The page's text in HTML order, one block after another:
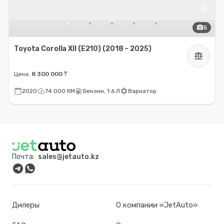
photo_camera5
Toyota Corolla XII (E210) (2018 – 2025)
balance
Цена: 8 300 000 ₸
calendar_today2020speed74 000 КМ local_gas_stationБензин, 1.6 ЛsettingsВариатор
Почта: sales@jetauto.kz
Дилеры О компании «JetAuto»